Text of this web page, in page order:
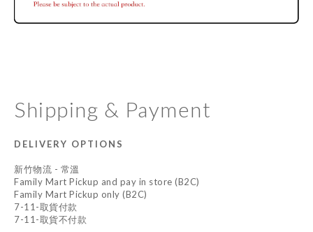
Shipping & Payment
DELIVERY OPTIONS
新竹物流 - 常溫
Family Mart Pickup and pay in store (B2C)
Family Mart Pickup only (B2C)
7-11-取貨付款
7-11-取貨不付款